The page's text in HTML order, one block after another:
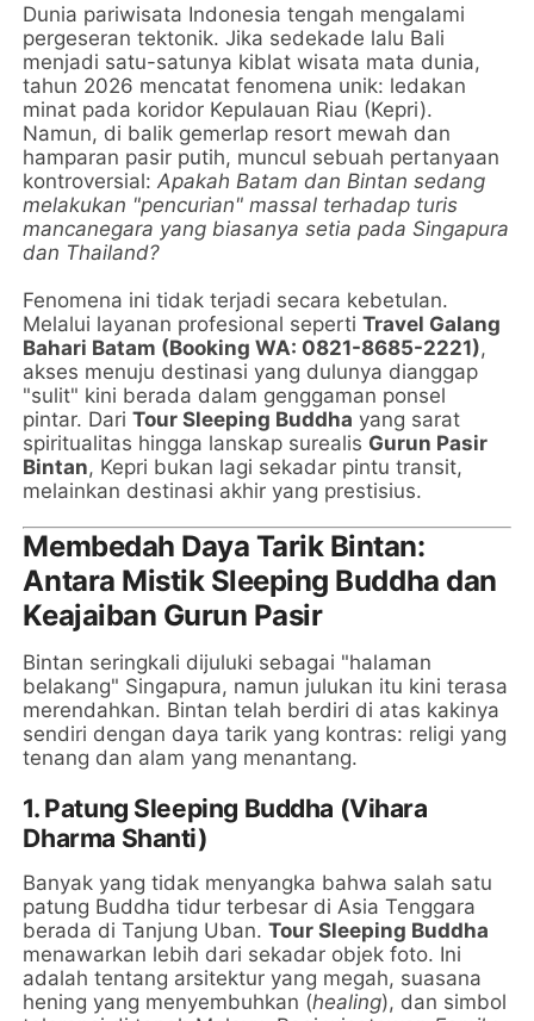
Dunia pariwisata Indonesia tengah mengalami
pergeseran tektonik. Jika sedekade lalu Bali
menjadi satu-satunya kiblat wisata mata dunia,
tahun 2026 mencatat fenomena unik: ledakan
minat pada koridor Kepulauan Riau (Kepri).
Namun, di balik gemerlap resort mewah dan
hamparan pasir putih, muncul sebuah pertanyaan
kontroversial:Apakah Batam dan Bintan sedang
melakukan "pencurian" massal terhadap turis
mancanegara yang biasanya setia pada Singapura
dan Thailand?
Fenomena ini tidak terjadi secara kebetulan.
Melalui layanan profesional sepertiTravel Galang
Bahari Batam (Booking WA: 0821-8685-2221),
akses menuju destinasi yang dulunya dianggap
"sulit" kini berada dalam genggaman ponsel
pintar. DariTour Sleeping Buddha yang sarat
spiritualitas hingga lanskap surealis Gurun Pasir
Bintan, Kepri bukan lagi sekadar pintu transit,
melainkan destinasi akhir yang prestisius.
Membedah Daya Tarik Bintan:
Antara Mistik Sleeping Buddha dan
Keajaiban Gurun Pasir
Bintan seringkali dijuluki sebagai "halaman
belakang" Singapura, namun julukan itu kini terasa
merendahkan. Bintan telah berdiri di atas kakinya
sendiri dengan daya tarik yang kontras: religi yang
tenang dan alam yang menantang.
1. Patung Sleeping Buddha (Vihara
Dharma Shanti)
Banyak yang tidak menyangka bahwa salah satu
patung Buddha tidur terbesar di Asia Tenggara
berada di Tanjung Uban.Tour Sleeping Buddha
menawarkan lebih dari sekadar objek foto. Ini
adalah tentang arsitektur yang megah, suasana
hening yang menyembuhkan (healing), dan simbol